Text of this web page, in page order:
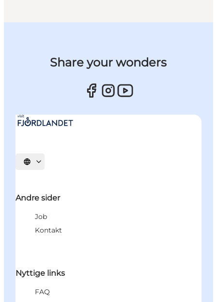
Share your wonders
Vælg sprog
Andre sider
Job
Kontakt
Nyttige links
FAQ